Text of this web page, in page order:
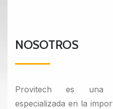
NOSOTROS
Provitech es una
especializada en la